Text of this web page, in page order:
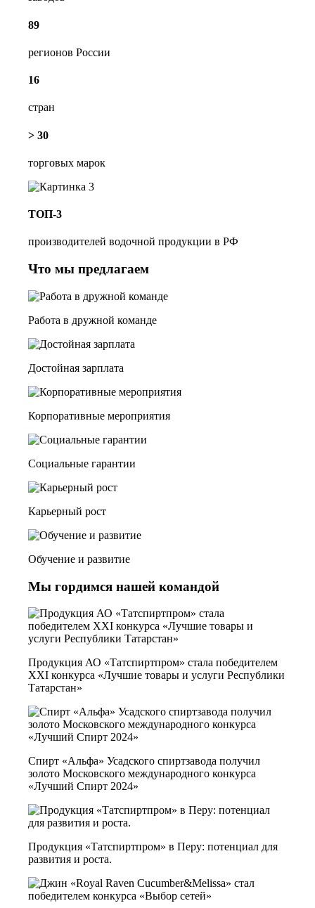
89
регионов России
16
стран
> 30
торговых марок
ТОП-3
производителей водочной продукции в РФ
Что мы предлагаем
Работа в дружной команде
Достойная зарплата
Корпоративные мероприятия
Социальные гарантии
Карьерный рост
Обучение и развитие
Мы гордимся нашей командой
Продукция АО «Татспиртпром» стала победителем
XXI конкурса «Лучшие товары и услуги Республики
Татарстан»
Спирт «Альфа» Усадского спиртзавода получил
золото Московского международного конкурса
«Лучший Спирт 2024»
Продукция «Татспиртпром» в Перу: потенциал для
развития и роста.